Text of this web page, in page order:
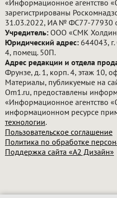
«Информационное агентство
зарегистрированы
31.03.2022, ИА № ФС77-77930
Учредитель: ООО «СМК
Юридический адрес: 644043,
4, помещ. 50П.
Адрес редакции и отдела
Фрунзе, д. 1, корп. 4, этаж 10,
Материалы, публикуемые на
Om1.ru, предоставлены
«Информационное агентство
информационном ресурсе
технологии.
Пользовательское соглашение
Политика по обработке
Поддержка сайта «А2 Дизайн»